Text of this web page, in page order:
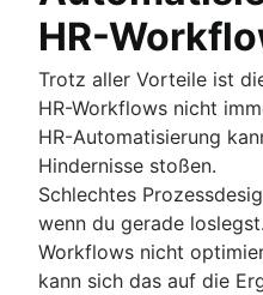
HR-
Trotz aller Vorteile ist
HR-Workflows nicht
HR-Automatisierung
Hindernisse stoßen.
Schlechtes
wenn du gerade
Workflows nicht
kann sich das auf die